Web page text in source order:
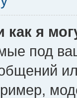
как я
под